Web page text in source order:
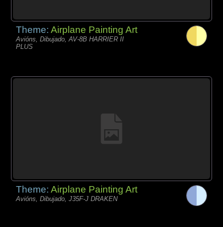
Theme:Airplane Painting Art
Avións, Dibujado, AV-8B HARRIER II
PLUS
Theme:Airplane Painting Art
Avións, Dibujado, J35F-J DRAKEN